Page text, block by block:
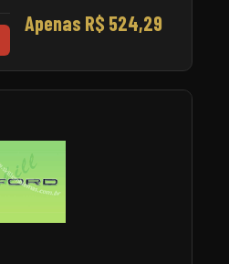
Apenas R$ 524,29